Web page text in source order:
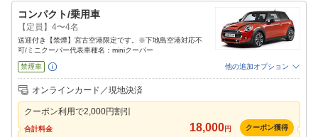
コンパクト/乗用車
【定員】4〜4名
送迎付き【禁煙】宮古空港限定です。※下地島空港対応不
可/ミニクーパー代表車種名：miniクーパー
禁煙車 他の追加オプション
追加可能オプション
（次画面で選択ができます）
オンラインカード／現地決済
クーポン利用で2,000円割引
合計料金 18,000円 クーポン獲得